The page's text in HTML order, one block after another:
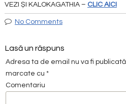
VEZI ȘI KALOKAGATHIA – CLIC AICI
No Comments
Lasă un răspuns
Adresa ta de email nu va fi
marcate cu *
Comentariu